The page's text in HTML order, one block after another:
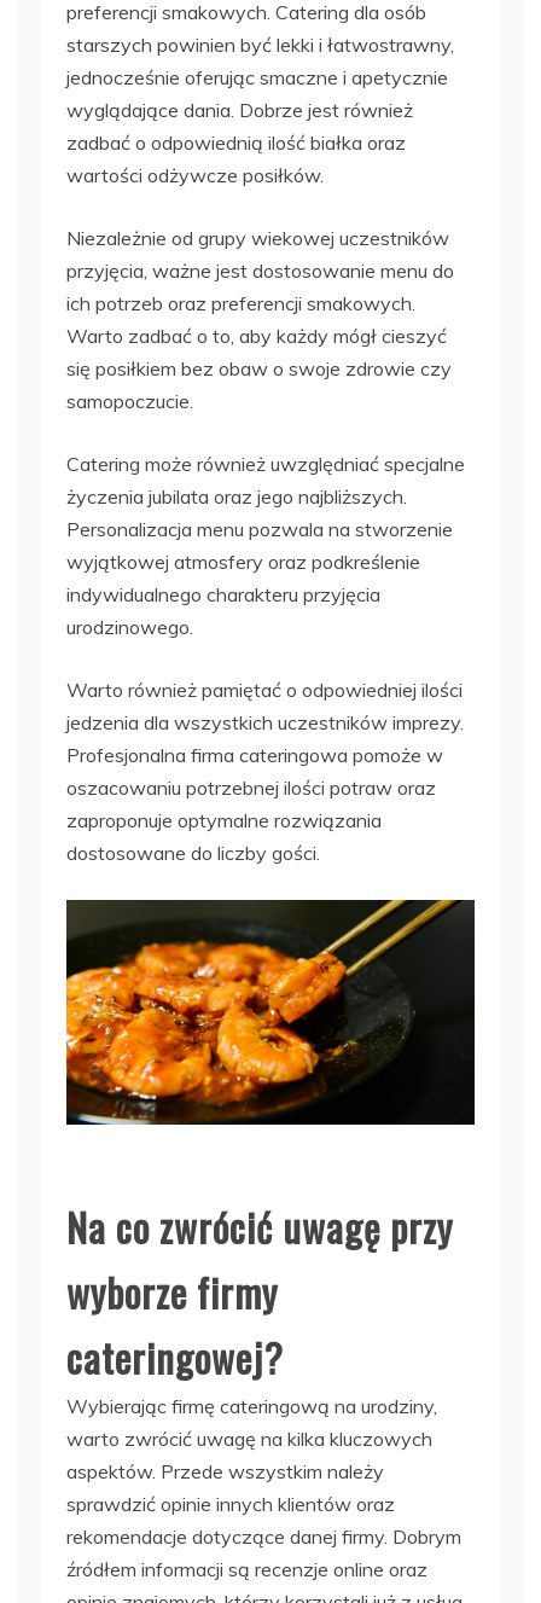
preferencji smakowych. Catering dla osób
starszych powinien być lekki i łatwostrawny,
jednocześnie oferując smaczne i apetycznie
wyglądające dania. Dobrze jest również
zadbać o odpowiednią ilość białka oraz
wartości odżywcze posiłków.
Niezależnie od grupy wiekowej uczestników
przyjęcia, ważne jest dostosowanie menu do
ich potrzeb oraz preferencji smakowych.
Warto zadbać o to, aby każdy mógł cieszyć
się posiłkiem bez obaw o swoje zdrowie czy
samopoczucie.
Catering może również uwzględniać specjalne
życzenia jubilata oraz jego najbliższych.
Personalizacja menu pozwala na stworzenie
wyjątkowej atmosfery oraz podkreślenie
indywidualnego charakteru przyjęcia
urodzinowego.
Warto również pamiętać o odpowiedniej ilości
jedzenia dla wszystkich uczestników imprezy.
Profesjonalna firma cateringowa pomoże w
oszacowaniu potrzebnej ilości potraw oraz
zaproponuje optymalne rozwiązania
dostosowane do liczby gości.
Na co zwrócić uwagę przy
wyborze firmy
cateringowej?
Wybierając firmę cateringową na urodziny,
warto zwrócić uwagę na kilka kluczowych
aspektów. Przede wszystkim należy
sprawdzić opinie innych klientów oraz
rekomendacje dotyczące danej firmy. Dobrym
źródłem informacji są recenzje online oraz